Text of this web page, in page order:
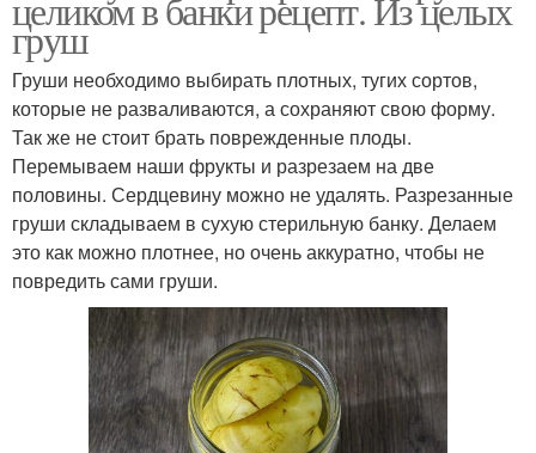
целиком в банки рецепт. Из целых
груш
Груши необходимо выбирать плотных, тугих сортов,
которые не разваливаются, а сохраняют свою форму.
Так же не стоит брать поврежденные плоды.
Перемываем наши фрукты и разрезаем на две
половины. Сердцевину можно не удалять. Разрезанные
груши складываем в сухую стерильную банку. Делаем
это как можно плотнее, но очень аккуратно, чтобы не
повредить сами груши.